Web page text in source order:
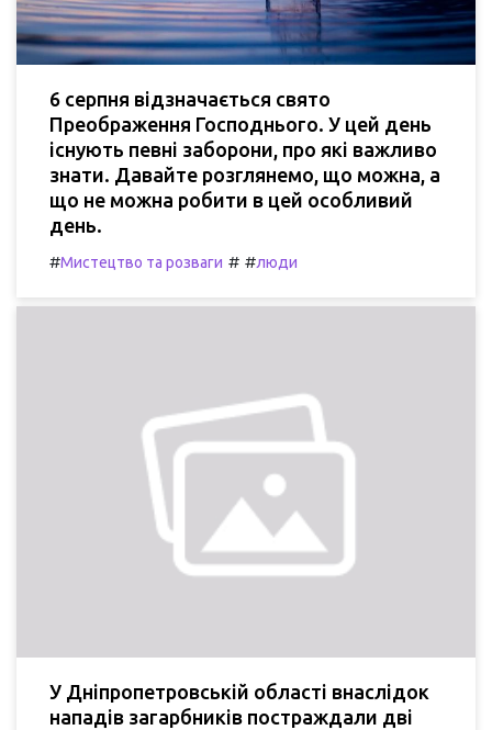
6 серпня відзначається свято
Преображення Господнього. У цей день
існують певні заборони, про які важливо
знати. Давайте розглянемо, що можна, а
що не можна робити в цей особливий
день.
#Мистецтво та розваги # #люди
У Дніпропетровській області внаслідок
нападів загарбників постраждали дві